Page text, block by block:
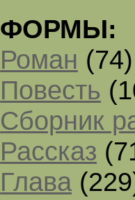
ФОРМЫ:
Роман (74)
Повесть
Сборник
Рассказ
Глава